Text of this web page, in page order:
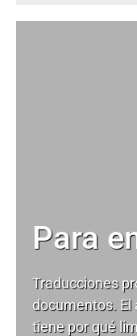
Para
Traducciones
documentos. El
tiene por qué